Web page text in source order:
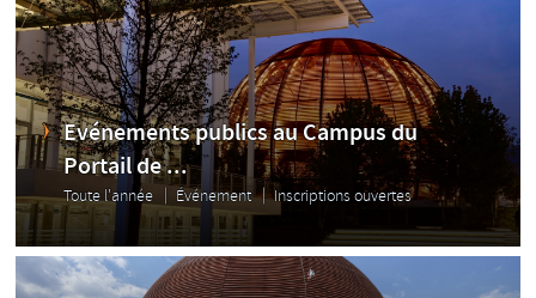
Evénements publics au Campus du
Portail de ...
Toute l'année Événement Inscriptions ouvertes